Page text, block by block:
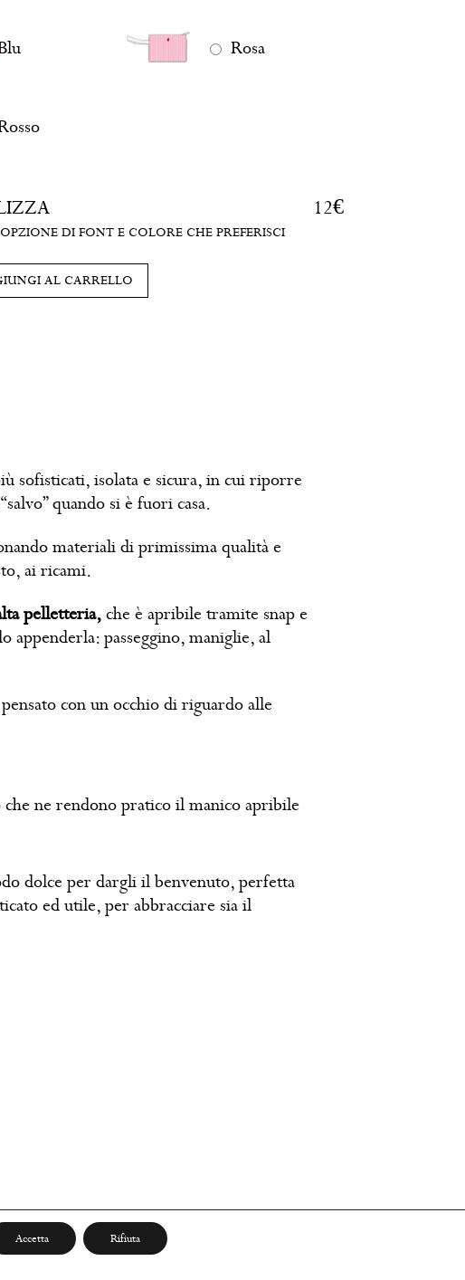
Rosa
12€
DI FONT E COLORE CHE PREFERISCI
AL CARRELLO
sofisticati, isolata e sicura, in cui riporre
quando si è fuori casa.
materiali di primissima qualità e
ai ricami.
pelletteria,che è apribile tramite snap e
appenderla: passeggino, maniglie, al
con un occhio di riguardo alle
che ne rendono pratico il manico apribile
dolce per dargli il benvenuto, perfetta
ed utile, per abbracciare sia il
Accetta Rifiuta